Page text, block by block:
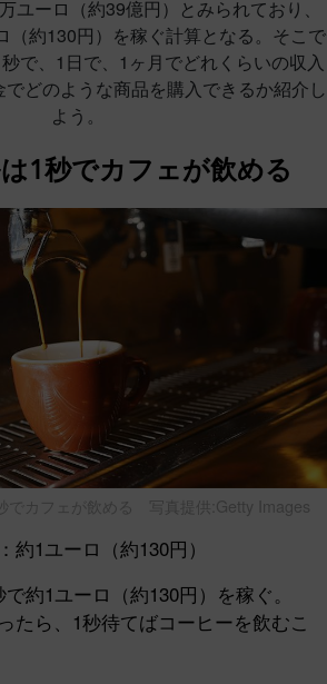
ユーロ（約39億円）とみられており、
（約130円）を稼ぐ計算となる。そこで
で、1日で、1ヶ月でどれくらいの収入
どのような商品を購入できるか紹介し
よう。
1秒でカフェが飲める
でカフェが飲める 写真提供:Getty Images
約1ユーロ（約130円）
約1ユーロ（約130円）を稼ぐ。
たら、1秒待てばコーヒーを飲むこ